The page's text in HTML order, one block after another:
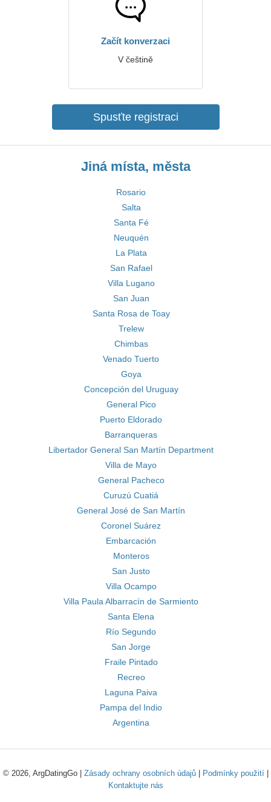
Začít konverzaci
V češtině
Spusťte registraci
Jiná místa, města
Rosario
Salta
Santa Fé
Neuquén
La Plata
San Rafael
Villa Lugano
San Juan
Santa Rosa de Toay
Trelew
Chimbas
Venado Tuerto
Goya
Concepción del Uruguay
General Pico
Puerto Eldorado
Barranqueras
Libertador General San Martín Department
Villa de Mayo
General Pacheco
Curuzú Cuatiá
General José de San Martín
Coronel Suárez
Embarcación
Monteros
San Justo
Villa Ocampo
Villa Paula Albarracín de Sarmiento
Santa Elena
Río Segundo
San Jorge
Fraile Pintado
Recreo
Laguna Paiva
Pampa del Indio
Argentina
© 2026, ArgDatingGo | Zásady ochrany osobních údajů| Podmínky použití|
Kontaktujte nás